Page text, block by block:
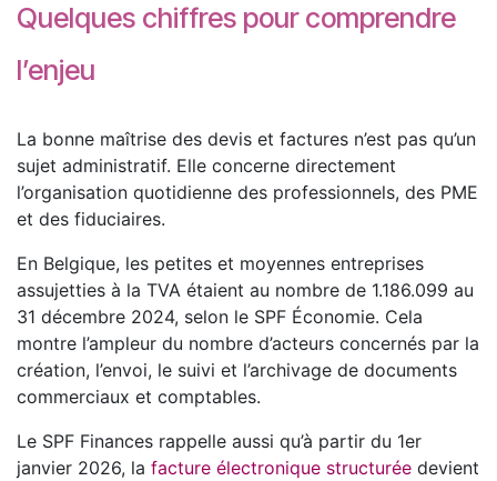
Quelques chiffres pour comprendre
l’enjeu
La bonne maîtrise des devis et factures n’est pas qu’un
sujet administratif. Elle concerne directement
l’organisation quotidienne des professionnels, des PME
et des fiduciaires.
En Belgique, les petites et moyennes entreprises
assujetties à la TVA étaient au nombre de 1.186.099 au
31 décembre 2024, selon le SPF Économie. Cela
montre l’ampleur du nombre d’acteurs concernés par la
création, l’envoi, le suivi et l’archivage de documents
commerciaux et comptables.
Le SPF Finances rappelle aussi qu’à partir du 1er
janvier 2026, la facture électronique structurée devient